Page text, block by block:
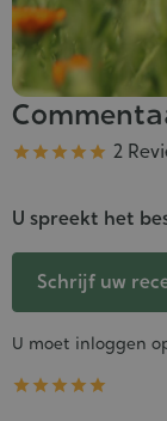
Kwaliteit
     2
U spreekt het
Schrijf uw
U moet inloggen
    